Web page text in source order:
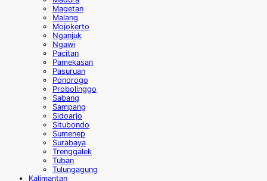
Magetan
Malang
Mojokerto
Nganjuk
Ngawi
Pacitan
Pamekasan
Pasuruan
Ponorogo
Probolinggo
Sabang
Sampang
Sidoarjo
Situbondo
Sumenep
Surabaya
Trenggalek
Tuban
Tulungagung
Kalimantan